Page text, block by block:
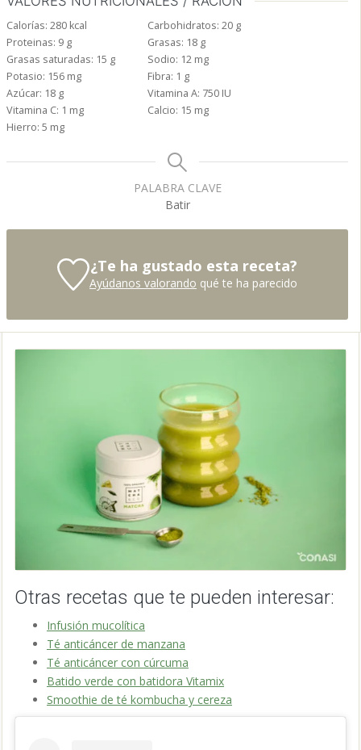
Calorías: 280 kcal Carbohidratos: 20 g
Proteinas: 9 g Grasas: 18 g
Grasas saturadas: 15 g Sodio: 12 mg
Potasio: 156 mg Fibra: 1 g
Azúcar: 18 g Vitamina A: 750 IU
Vitamina C: 1 mg Calcio: 15 mg
Hierro: 5 mg
PALABRA CLAVE
Batir
¿Te ha gustado esta receta?
Ayúdanos valorando qué te ha parecido
Otras recetas que te pueden interesar:
Infusión mucolítica
Té anticáncer de manzana
Té anticáncer con cúrcuma
Batido verde con batidora Vitamix
Smoothie de té kombucha y cereza